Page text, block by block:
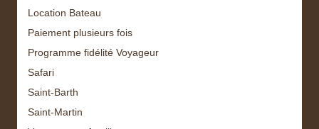
Location Bateau
Paiement plusieurs fois
Programme fidélité Voyageur
Safari
Saint-Barth
Saint-Martin